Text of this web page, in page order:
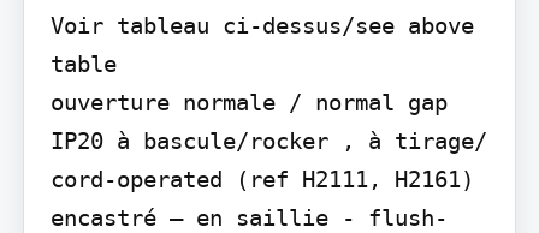
Voir tableau ci-dessus/see above
table
ouverture normale / normal gap
IP20 à bascule/rocker , à tirage/
cord-operated (ref H2111, H2161)
encastré – en saillie - flush-